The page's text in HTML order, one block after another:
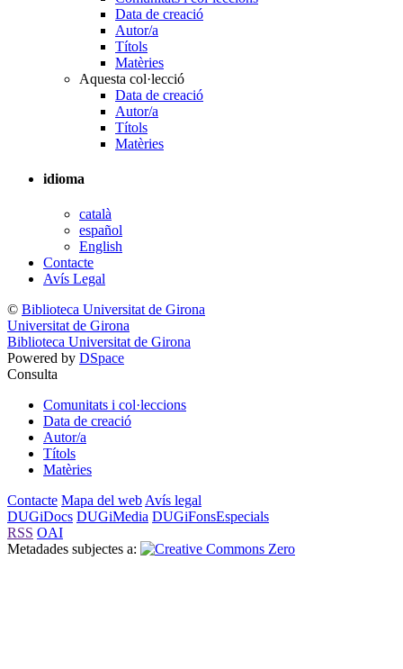
Data de creació
Autor/a
Títols
Matèries
Aquesta col·lecció
Data de creació
Autor/a
Títols
Matèries
idioma
català
español
English
Contacte
Avís Legal
© Biblioteca Universitat de Girona
Universitat de Girona
Biblioteca Universitat de Girona
Powered by DSpace
Consulta
Comunitats i col·leccions
Data de creació
Autor/a
Títols
Matèries
Contacte Mapa del web Avís legal
DUGiDocs DUGiMedia DUGiFonsEspecials
RSS OAI
Metadades subjectes a: